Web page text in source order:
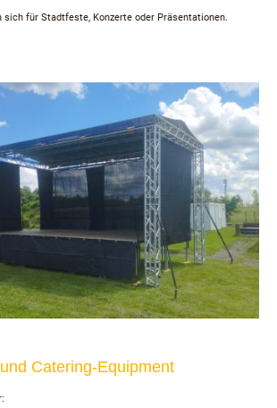
sich für Stadtfeste, Konzerte oder Präsentationen.
Catering-Equipment